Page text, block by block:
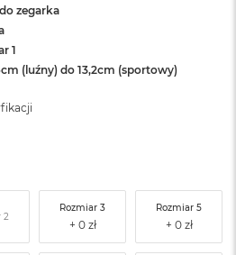
zegarka
1
(luźny) do 13,2cm (sportowy)
2
Rozmiar 3 Rozmiar 5